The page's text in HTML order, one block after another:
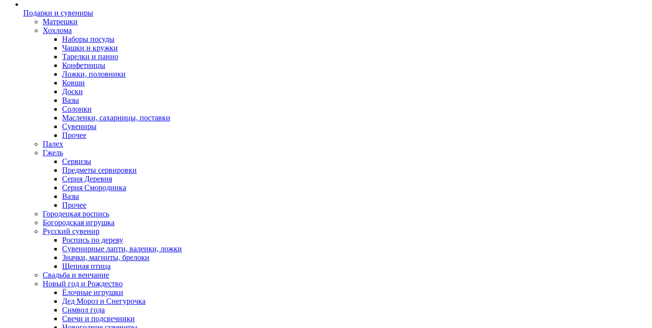
Подарки и сувениры
Матрешки
Хохлома
Наборы посуды
Чашки и кружки
Тарелки и панно
Конфетницы
Ложки, половники
Ковши
Доски
Вазы
Солонки
Масленки, сахарницы, поставки
Сувениры
Прочее
Палех
Гжель
Сервизы
Предметы сервировки
Серия Деревня
Серия Смородинка
Вазы
Прочее
Городецкая роспись
Богородская игрушка
Русский сувенир
Роспись по дереву
Сувенирные лапти, валенки, ложки
Значки, магниты, брелоки
Щепная птица
Свадьба и венчание
Новый год и Рождество
Ёлочные игрушки
Дед Мороз и Снегурочка
Символ года
Свечи и подсвечники